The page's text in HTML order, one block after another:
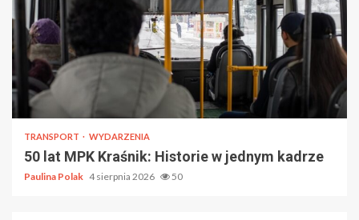
TRANSPORT WYDARZENIA
50 lat MPK Kraśnik: Historie w jednym kadrze
Paulina Polak 4 sierpnia 2026 50